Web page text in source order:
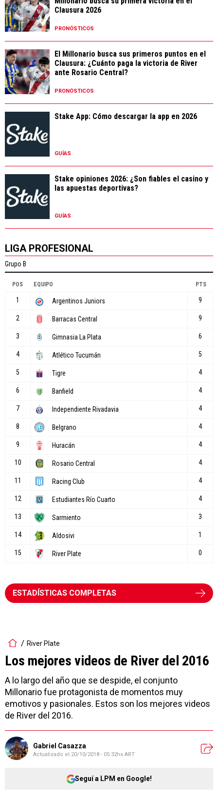
Clausura 2026
PRONÓSTICOS
El Millonario busca sus primeros puntos en el
Clausura: ¿Cuánto paga la victoria de River
ante Rosario Central?
PRONÓSTICOS
Stake App: Cómo descargar la app en 2026
GUÍAS
Stake opiniones 2026: ¿Son fiables el casino y
las apuestas deportivas?
GUÍAS
LIGA PROFESIONAL
ESTADÍSTICAS COMPLETAS
River Plate
Los mejores videos de River del 2016
A lo largo del año que se despide, el conjunto
Millonario fue protagonista de momentos muy
emotivos y pasionales. Estos son los mejores videos
de River del 2016.
Gabriel Casazza
Actualizado el 20/10/2018 - 05:32hs ART
Seguí a LPM en Google!